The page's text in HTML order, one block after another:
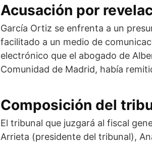
Acusación por
García Ortiz se enfrenta a un
facilitado a un medio de
electrónico que el abogado de
Comunidad de Madrid, había
Composición del
El tribunal que juzgará al fiscal
Arrieta (presidente del tribunal),